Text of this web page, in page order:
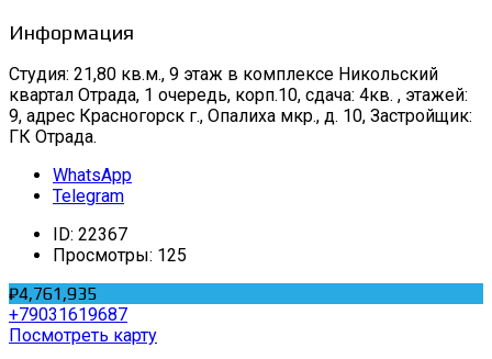
Информация
Студия: 21,80 кв.м., 9 этаж в комплексе Никольский
квартал Отрада, 1 очередь, корп.10, сдача: 4кв. , этажей:
9, адрес Красногорск г., Опалиха мкр., д. 10, Застройщик:
ГК Отрада.
WhatsApp
Telegram
ID: 22367
Просмотры: 125
₽4,761,935
+79031619687
Посмотреть карту